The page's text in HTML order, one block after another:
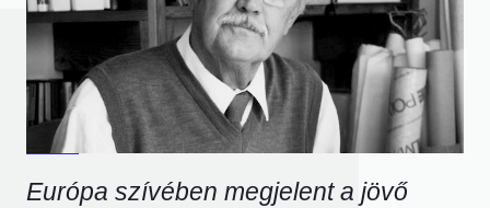
Európa szívében megjelent a jövő